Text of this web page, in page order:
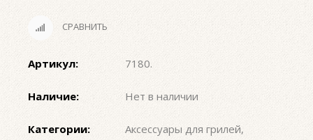
СРАВНИТЬ
Артикул: 7180.
Наличие: Нет в наличии
Категории: Аксессуары для грилей,